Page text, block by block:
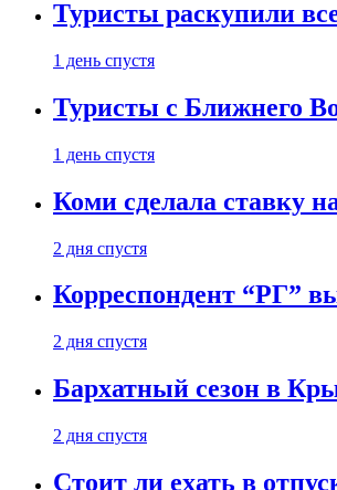
Туристы раскупили
1 день спустя
Туристы с Ближнего
1 день спустя
Коми сделала ставку
2 дня спустя
Корреспондент “РГ”
2 дня спустя
Бархатный сезон в
2 дня спустя
Стоит ли ехать в